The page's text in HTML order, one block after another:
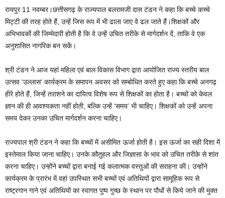
रायपुर 11 नवम्बर।छत्तीसगढ़ के राज्यपाल बलरामजी दास टंडन ने कहा कि बच्चे कच्चे
मिट्टी की तरह होते हैं, उन्हें जिस रूप में भी ढाला जाए वे ढल जाते हैं।शिक्षकों और
अभिभावकों की जिम्मेदारी होती है कि वे उन्हें उचित तरीके से मार्गदर्शन दें, ताकि वे एक
अनुशासित नागरिक बन सकें।
श्री टंडन ने आज यहां महिला एवं बाल विकास विभाग द्वारा आयोजित राज्य स्तरीय बाल
उत्सव ‘उल्लास’ कार्यक्रम के समापन अवसर को सम्बोधित करते हुए कहा कि बच्चे अनगढ़
हीरे होते हैं, जिन्हें तराशने का दायित्व विशेष रूप से शिक्षकों का होता है। बच्चों को केवल
ज्ञान की ही आवश्यकता नहीं होती, बल्कि उन्हें ‘समय’ भी चाहिए। शिक्षकों को उन्हें अपना
समय देकर उनका उचित मार्गदर्शन करना चाहिए।
राज्यपाल श्री टंडन ने कहा कि बच्चों में असीमित ऊर्जा होती है। इस ऊर्जा का सही दिशा में
इस्तेमाल किया जाना चाहिए। उनके कौतुहल और जिज्ञासा के भाव को उचित तरीके से शांत
करना चाहिए। उन्होंने बच्चों द्वारा बनाई गई कलात्मक वस्तुओं की सराहना की। उन्होंने
कार्यक्रम के प्रारंभ में वहां उपस्थित सभी बच्चों एवं अतिथियों द्वारा सामूहिक रूप से
राष्ट्रगान गाने एवं अतिथियों का स्वागत पुष्प गुच्छ के स्थान पर पौधों से किये जाने की मुक्त